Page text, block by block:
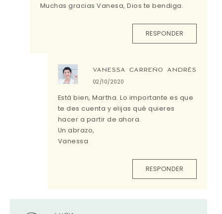
Muchas gracias Vanesa, Dios te bendiga.
RESPONDER
VANESSA CARREÑO ANDRÉS
02/10/2020
Está bien, Martha. Lo importante es que
te des cuenta y elijas qué quieres
hacer a partir de ahora.
Un abrazo,
Vanessa
RESPONDER